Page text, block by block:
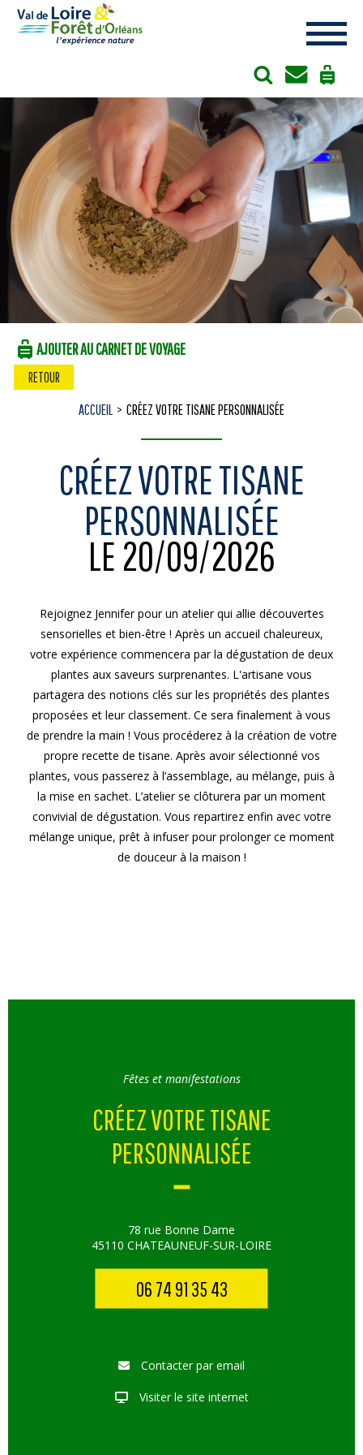
AJOUTER AU CARNET DE VOYAGE
RETOUR
ACCUEIL CRÉEZ VOTRE TISANE PERSONNALISÉE
CRÉEZ VOTRE TISANE
PERSONNALISÉE
LE 20/09/2026
Rejoignez Jennifer pour un atelier qui allie découvertes
sensorielles et bien-être ! Après un accueil chaleureux,
votre expérience commencera par la dégustation de deux
plantes aux saveurs surprenantes. L'artisane vous
partagera des notions clés sur les propriétés des plantes
proposées et leur classement. Ce sera finalement à vous
de prendre la main ! Vous procéderez à la création de votre
propre recette de tisane. Après avoir sélectionné vos
plantes, vous passerez à l’assemblage, au mélange, puis à
la mise en sachet. L’atelier se clôturera par un moment
convivial de dégustation. Vous repartirez enfin avec votre
mélange unique, prêt à infuser pour prolonger ce moment
de douceur à la maison !
Fêtes et manifestations
CRÉEZ VOTRE TISANE
PERSONNALISÉE
78 rue Bonne Dame
45110 CHATEAUNEUF-SUR-LOIRE
06 74 91 35 43
Contacter par email
Visiter le site internet
Cookies management panel